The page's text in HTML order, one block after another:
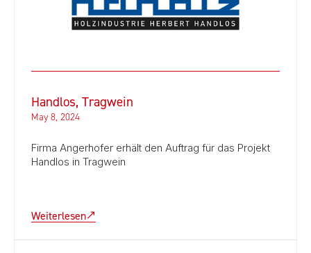
Handlos, Tragwein
May 8, 2024
Firma Angerhofer erhält den Auftrag für das Projekt
Handlos in Tragwein
Weiterlesen